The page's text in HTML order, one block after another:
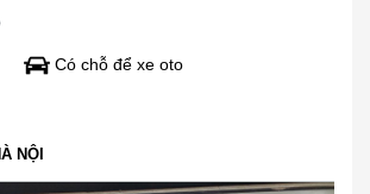
Có chỗ để xe oto
NỘI